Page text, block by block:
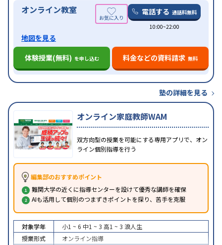
オンライン教室 電話する 通話料無料
10:00~22:00
地図を見る
体験授業(無料) を申し込む 料金などの資料請求 無料
塾の詳細を見る
オンライン家庭教師WAM
双方向型の授業を可能にする専用アプリで、オン
ライン個別指導を行う
編集部のおすすめポイント
難関大学の近くに指導センターを設けて優秀な講師を確保
AIも活用して個別のつまずきポイントを探り、苦手を克服
対象学年 小1 ~ 6 中1 ~ 3 高1 ~ 3 浪人生
授業形式
オンライン指導